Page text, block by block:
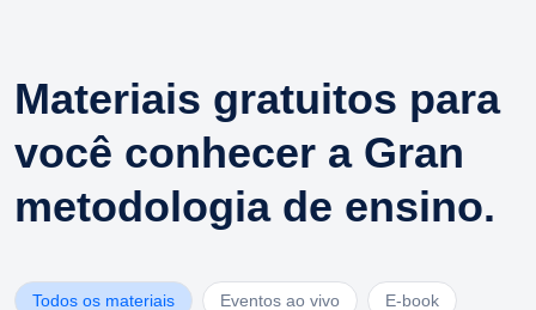
Materiais gratuitos para
você conhecer a Gran
metodologia de ensino.
Todos os materiais Eventos ao vivo E-book